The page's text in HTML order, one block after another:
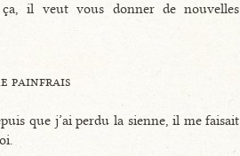
il veut vous donner de nouvelles
painfrais
que j’ai perdu la sienne, il me faisait